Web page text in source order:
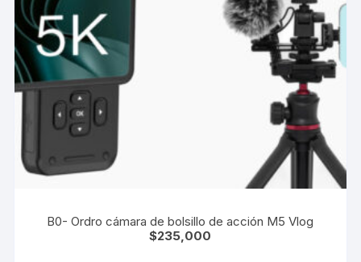
B0- Ordro cámara de bolsillo de acción M5 Vlog
$235,000